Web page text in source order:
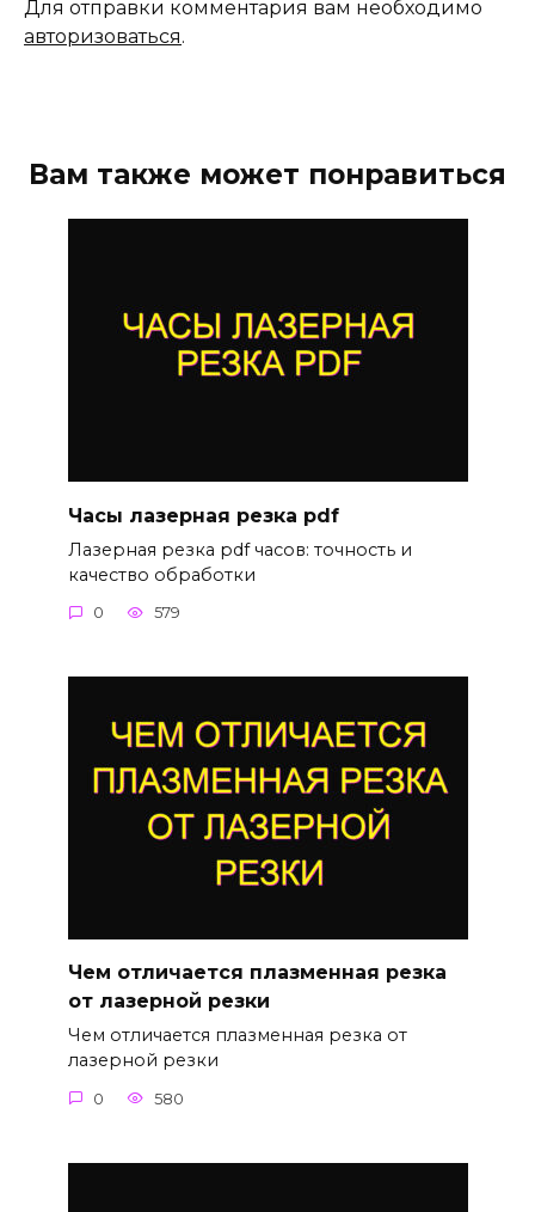
Для отправки комментария вам необходимо
авторизоваться.
Вам также может понравиться
Часы лазерная резка pdf
Лазерная резка pdf часов: точность и
качество обработки
0 579
Чем отличается плазменная резка
от лазерной резки
Чем отличается плазменная резка от
лазерной резки
0 580